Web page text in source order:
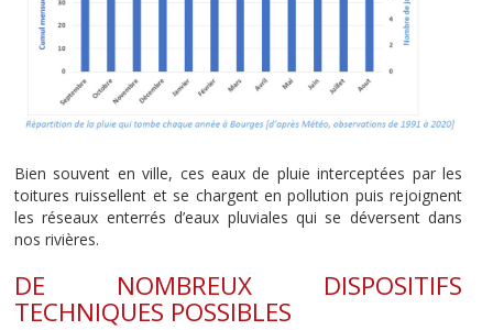
Bien souvent en ville, ces eaux de pluie interceptées par les
toitures ruissellent et se chargent en pollution puis rejoignent
les réseaux enterrés d’eaux pluviales qui se déversent dans
nos rivières.
DE NOMBREUX DISPOSITIFS
TECHNIQUES POSSIBLES